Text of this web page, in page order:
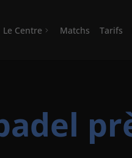
Le Centre Matchs Tarifs